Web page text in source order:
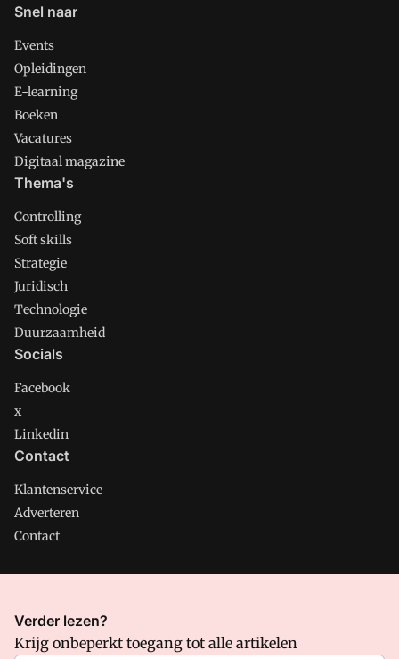
Snel naar
Events
Opleidingen
E-learning
Boeken
Vacatures
Digitaal magazine
Thema's
Controlling
Soft skills
Strategie
Juridisch
Technologie
Duurzaamheid
Socials
Facebook
x
Linkedin
Contact
Klantenservice
Adverteren
Contact
CMweb is onderdeel van VMN media. Lees in
waar VMN media voor staat. Op gebruik van deze site zijn de
Verder lezen?
Krijg onbeperkt toegang tot alle artikelen